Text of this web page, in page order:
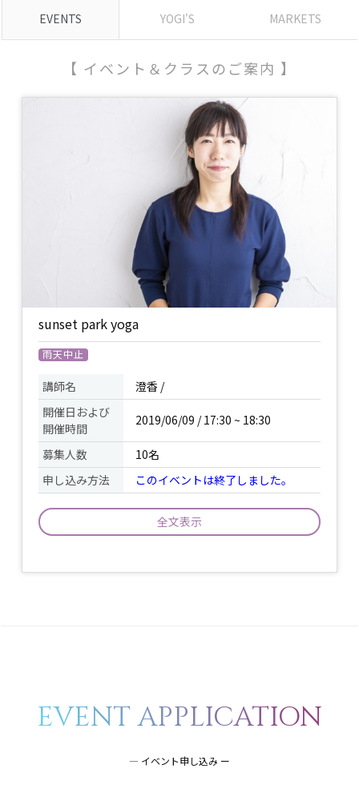
EVENTS YOGI'S MARKETS
【 イベント＆クラスのご案内 】
sunset park yoga
雨天中止
講師名
澄香 /
開催日および
開催時間
2019/06/09 / 17:30 ~ 18:30
募集人数
10名
申し込み方法
このイベントは終了しました。
全文表示
新しい週に向けてリフレッシュしません
てきていただければ幸いです) /
だき、メールにてご連絡させていただき
EVENT APPLICATION
― イベント申し込み ー